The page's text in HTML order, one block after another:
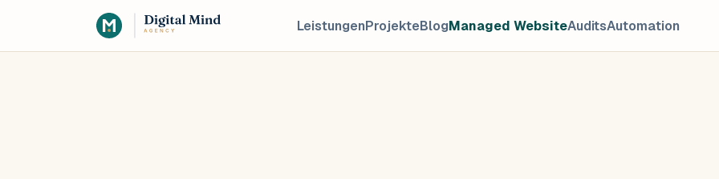
LeistungenProjekteBlogManaged WebsiteAuditsAutomation